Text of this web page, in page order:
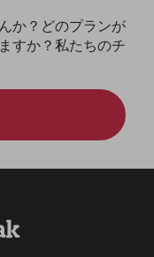
か？どのプランが
すか？私たちのチ